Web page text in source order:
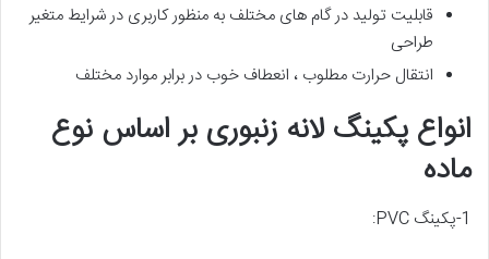
قابلیت تولید در گام های مختلف به منظور کاربری در شرایط متغیر
طراحی
انتقال حرارت مطلوب ، انعطاف خوب در برابر موارد مختلف
انواع پکینگ لانه زنبوری بر اساس نوع
ماده
1-پکینگ PVC: